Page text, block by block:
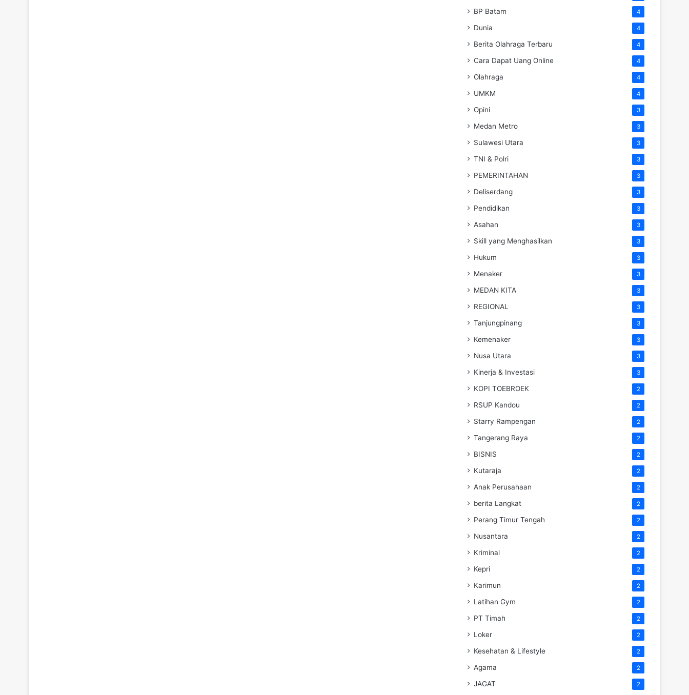
BP Batam 4
Dunia 4
Berita Olahraga Terbaru 4
Cara Dapat Uang Online 4
Olahraga 4
UMKM 4
Opini 3
Medan Metro 3
Sulawesi Utara 3
TNI & Polri 3
PEMERINTAHAN 3
Deliserdang 3
Pendidikan 3
Asahan 3
Skill yang Menghasilkan 3
Hukum 3
Menaker 3
MEDAN KITA 3
REGIONAL 3
Tanjungpinang 3
Kemenaker 3
Nusa Utara 3
Kinerja & Investasi 3
KOPI TOEBROEK 2
RSUP Kandou 2
Starry Rampengan 2
Tangerang Raya 2
BISNIS 2
Kutaraja 2
Anak Perusahaan 2
berita Langkat 2
Perang Timur Tengah 2
Nusantara 2
Kriminal 2
Kepri 2
Karimun 2
Latihan Gym 2
PT Timah 2
Loker 2
Kesehatan & Lifestyle 2
Agama 2
JAGAT 2